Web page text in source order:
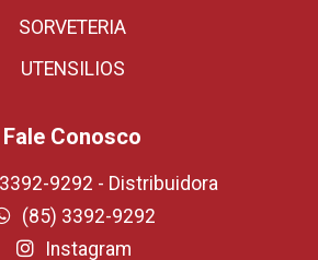
SORVETERIA
UTENSILIOS
Fale Conosco
9292 - Distribuidora
(85) 3392-9292
Instagram